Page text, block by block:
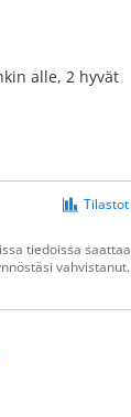
alle, 2 hyvät
Tilastot
tiedoissa saattaa
vahvistanut.